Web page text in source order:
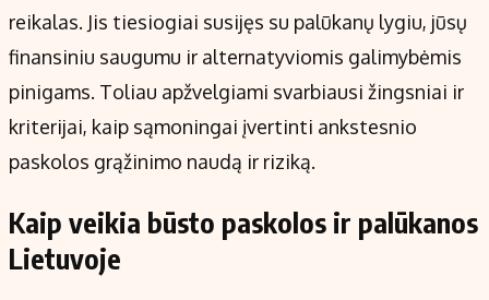
reikalas. Jis tiesiogiai susijęs su palūkanų lygiu, jūsų
finansiniu saugumu ir alternatyviomis galimybėmis
pinigams. Toliau apžvelgiami svarbiausi žingsniai ir
kriterijai, kaip sąmoningai įvertinti ankstesnio
paskolos grąžinimo naudą ir riziką.
Kaip veikia būsto paskolos ir palūkanos
Lietuvoje